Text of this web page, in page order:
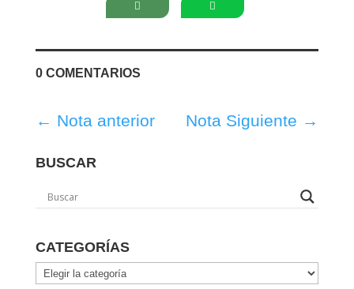
0 COMENTARIOS
← Nota anterior Nota Siguiente →
BUSCAR
CATEGORÍAS
Categorías